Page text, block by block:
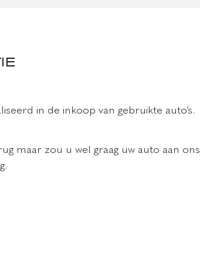
in de inkoop van gebruikte auto’s.
maar zou u wel graag uw auto aan ons